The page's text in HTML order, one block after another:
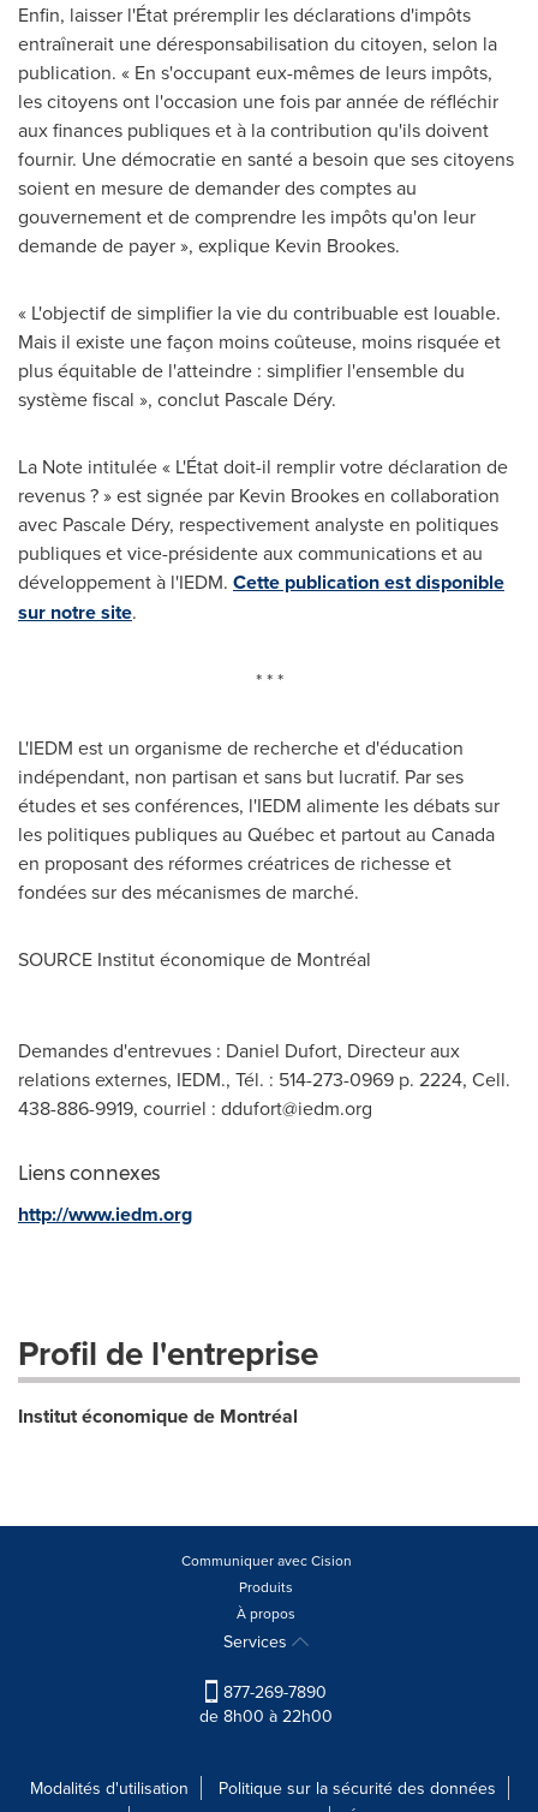
Enfin, laisser l'État préremplir les déclarations d'impôts
entraînerait une déresponsabilisation du citoyen, selon la
publication. « En s'occupant eux-mêmes de leurs impôts,
les citoyens ont l'occasion une fois par année de réfléchir
aux finances publiques et à la contribution qu'ils doivent
fournir. Une démocratie en santé a besoin que ses citoyens
soient en mesure de demander des comptes au
gouvernement et de comprendre les impôts qu'on leur
demande de payer », explique Kevin Brookes.
« L'objectif de simplifier la vie du contribuable est louable.
Mais il existe une façon moins coûteuse, moins risquée et
plus équitable de l'atteindre : simplifier l'ensemble du
système fiscal », conclut Pascale Déry.
La Note intitulée « L'État doit-il remplir votre déclaration de
revenus ? » est signée par Kevin Brookesen collaboration
avec Pascale Déry, respectivement analyste en politiques
publiques et vice-présidente aux communications et au
développement à l'IEDM. Cette publication est disponible
sur notre site.
* * *
L'IEDM est un organisme de recherche et d'éducation
indépendant, non partisan et sans but lucratif. Par ses
études et ses conférences, l'IEDM alimente les débats sur
les politiques publiques au Québec et partout au Canada
en proposant des réformes créatrices de richesse et
fondées sur des mécanismes de marché.
SOURCE Institut économique de Montréal
Demandes d'entrevues : Daniel Dufort, Directeur aux
relations externes, IEDM., Tél. : 514-273-0969 p. 2224, Cell.
438-886-9919, courriel : ddufort@iedm.org
Liens connexes
http://www.iedm.org
Profil de l'entreprise
Institut économique de Montréal
Communiquer avec Cision
Produits
À propos
Services
877-269-7890
de 8h00 à 22h00
Modalités d'utilisation
Politique sur la sécurité des données